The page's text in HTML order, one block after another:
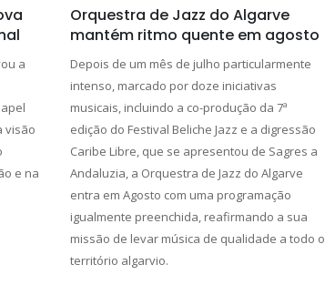
a
visão
e na
Orquestra de Jazz do Algarve
mantém ritmo quente em agosto
Depois de um mês de julho particularmente
intenso, marcado por doze iniciativas
musicais, incluindo a co-produção da 7ª
edição do Festival Beliche Jazz e a digressão
Caribe Libre, que se apresentou de Sagres a
Andaluzia, a Orquestra de Jazz do Algarve
entra em Agosto com uma programação
igualmente preenchida, reafirmando a sua
missão de levar música de qualidade a todo o
território algarvio.